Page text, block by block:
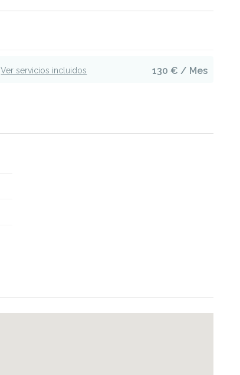
Ver servicios incluidos 130 € / Mes